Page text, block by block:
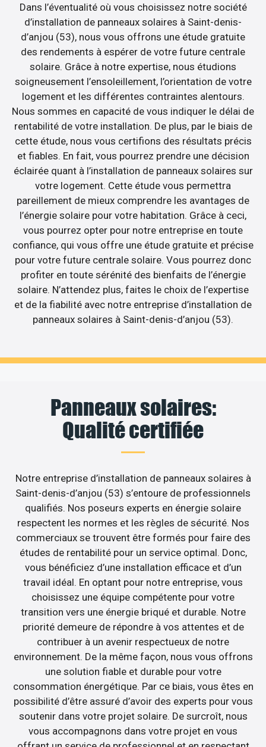
Dans l’éventualité où vous choisissez notre société
d’installation de panneaux solaires à Saint-denis-
d’anjou (53), nous vous offrons une étude gratuite
des rendements à espérer de votre future centrale
solaire. Grâce à notre expertise, nous étudions
soigneusement l’ensoleillement, l’orientation de votre
logement et les différentes contraintes alentours.
Nous sommes en capacité de vous indiquer le délai de
rentabilité de votre installation. De plus, par le biais de
cette étude, nous vous certifions des résultats précis
et fiables. En fait, vous pourrez prendre une décision
éclairée quant à l’installation de panneaux solaires sur
votre logement. Cette étude vous permettra
pareillement de mieux comprendre les avantages de
l’énergie solaire pour votre habitation. Grâce à ceci,
vous pourrez opter pour notre entreprise en toute
confiance, qui vous offre une étude gratuite et précise
pour votre future centrale solaire. Vous pourrez donc
profiter en toute sérénité des bienfaits de l’énergie
solaire. N’attendez plus, faites le choix de l’expertise
et de la fiabilité avec notre entreprise d’installation de
panneaux solaires à Saint-denis-d’anjou (53).
Panneaux solaires:
Qualité certifiée
Notre entreprise d’installation de panneaux solaires à
Saint-denis-d’anjou (53) s’entoure de professionnels
qualifiés. Nos poseurs experts en énergie solaire
respectent les normes et les règles de sécurité. Nos
commerciaux se trouvent être formés pour faire des
études de rentabilité pour un service optimal. Donc,
vous bénéficiez d’une installation efficace et d’un
travail idéal. En optant pour notre entreprise, vous
choisissez une équipe compétente pour votre
transition vers une énergie briqué et durable. Notre
priorité demeure de répondre à vos attentes et de
contribuer à un avenir respectueux de notre
environnement. De la même façon, nous vous offrons
une solution fiable et durable pour votre
consommation énergétique. Par ce biais, vous êtes en
possibilité d’être assuré d’avoir des experts pour vous
soutenir dans votre projet solaire. De surcroît, nous
vous accompagnons dans votre projet en vous